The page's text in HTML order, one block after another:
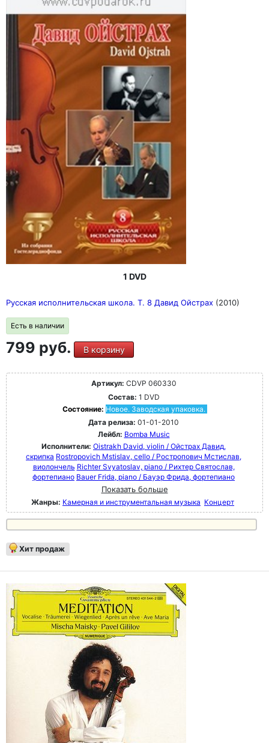
1 DVD
Русская исполнительская школа. Т. 8 Давид Ойстрах (2010)
Есть в наличии
799 руб. В корзину
Артикул: CDVP 060330
Состав: 1 DVD
Состояние: Новое. Заводская упаковка.
Дата релиза: 01-01-2010
Лейбл: Bomba Music
Исполнители: Oistrakh David, violin / Ойстрах Давид,
скрипка Rostropovich Mstislav, cello / Ростропович Мстислав,
виолончель Richter Svyatoslav, piano / Рихтер Святослав,
фортепиано Bauer Frida, piano / Бауэр Фрида, фортепиано
Показать больше
Жанры: Камерная и инструментальная музыка Концерт
Хит продаж